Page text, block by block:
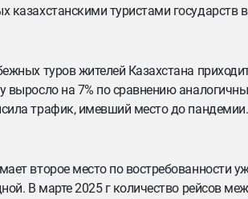
казахстанскими туристами
туров жителей Казахстана
на 7% по сравнению
трафик, имевший место до
второе место по востребованности
В марте 2025 г количество рейсов